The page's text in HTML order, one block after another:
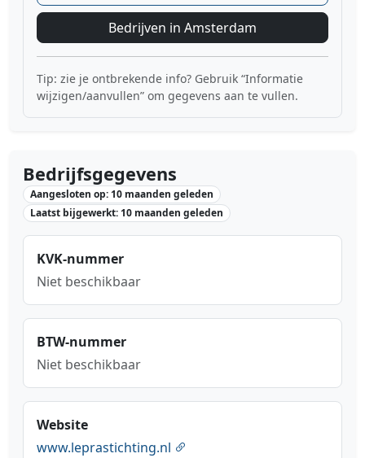
Bedrijven in Amsterdam
Tip: zie je ontbrekende info? Gebruik “Informatie
wijzigen/aanvullen” om gegevens aan te vullen.
Bedrijfsgegevens
Aangesloten op: 10 maanden geleden
Laatst bijgewerkt: 10 maanden geleden
KVK-nummer
Niet beschikbaar
BTW-nummer
Niet beschikbaar
Website
www.leprastichting.nl